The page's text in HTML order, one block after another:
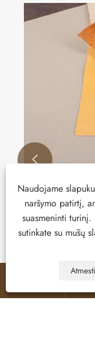
Kas
odos

Naudojame
naršymo patirtį,
suasmeninti
sutinkate su mūsų
Atmesti